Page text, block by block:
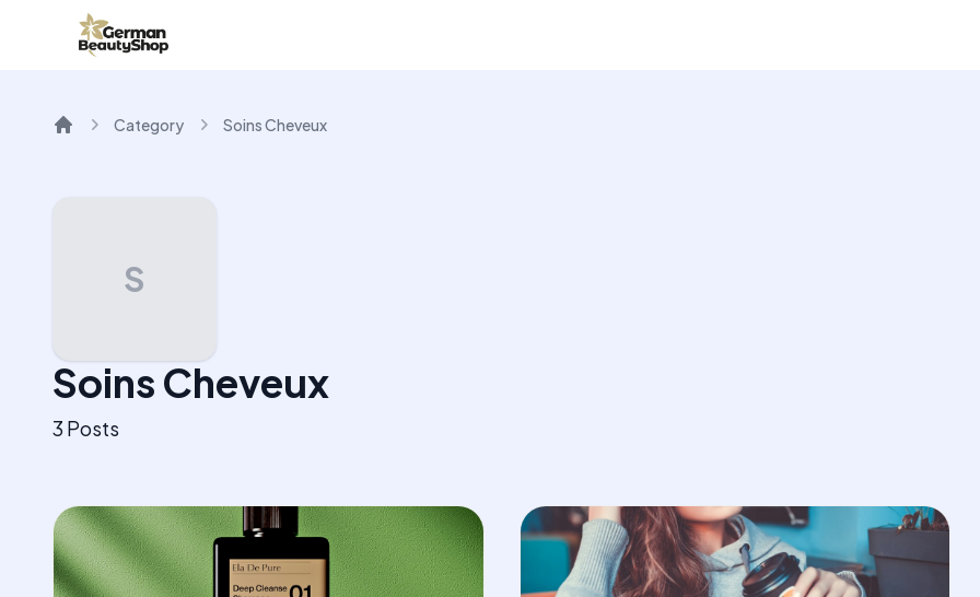
Category Soins Cheveux
S
Soins Cheveux
3 Posts